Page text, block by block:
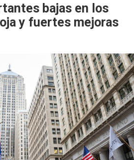
bajas en los
y fuertes mejoras